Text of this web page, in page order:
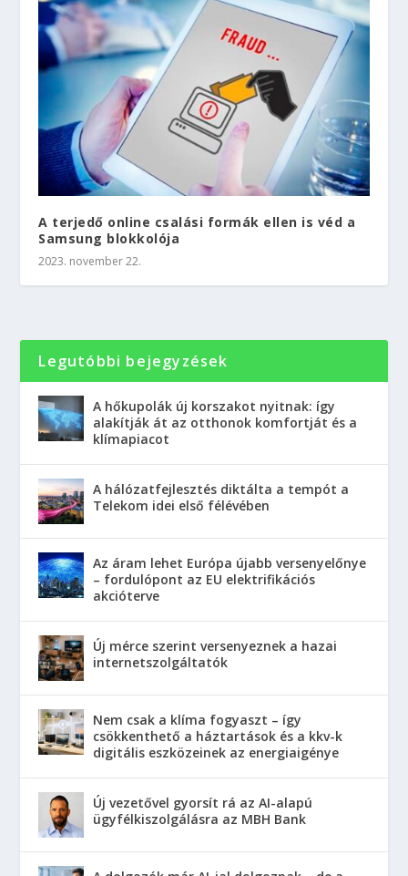
A terjedő online csalási formák ellen is véd a
Samsung blokkolója
2023. november 22.
Legutóbbi bejegyzések
A hőkupolák új korszakot nyitnak: így
alakítják át az otthonok komfortját és a
klímapiacot
A hálózatfejlesztés diktálta a tempót a
Telekom idei első félévében
Az áram lehet Európa újabb versenyelőnye
– fordulópont az EU elektrifikációs
akcióterve
Új mérce szerint versenyeznek a hazai
internetszolgáltatók
Nem csak a klíma fogyaszt – így
csökkenthető a háztartások és a kkv-k
digitális eszközeinek az energiaigénye
Új vezetővel gyorsít rá az AI-alapú
ügyfélkiszolgálásra az MBH Bank